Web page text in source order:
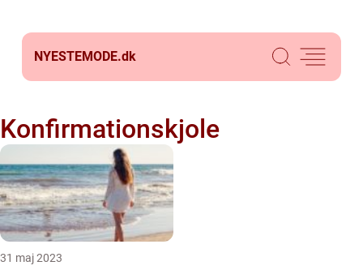
NYESTEMODE.dk
Konfirmationskjole
31 maj 2023